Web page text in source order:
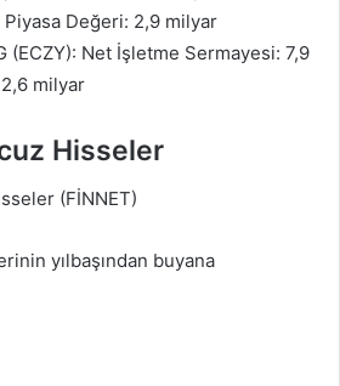
Değeri: 2,9 milyar
(ECZY): Net İşletme Sermayesi: 7,9
milyar
Hisseler
(FİNNET)
yılbaşından buyana